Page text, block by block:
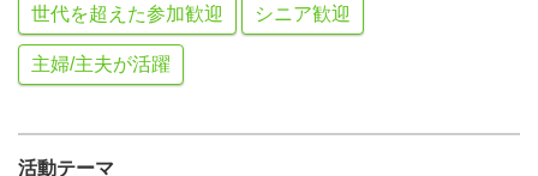
世代を超えた参加歓迎 シニア歓迎
主婦/主夫が活躍
活動テーマ